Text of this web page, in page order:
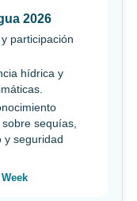
2026
participación
hídrica y
sequías,
y seguridad